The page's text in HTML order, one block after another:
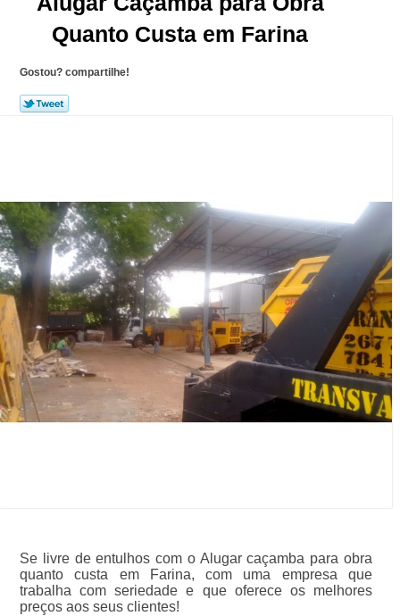
Quanto Custa em Farina
Gostou? compartilhe!
Se livre de entulhos com o Alugar caçamba para obra
quanto custa em Farina, com uma empresa que
trabalha com seriedade e que oferece os melhores
preços aos seus clientes!